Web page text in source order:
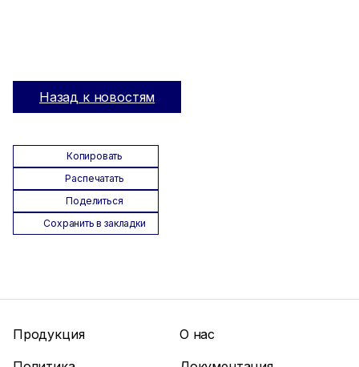
Назад к новостям
Копировать
Распечатать
Поделиться
Сохранить в закладки
Продукция
О нас